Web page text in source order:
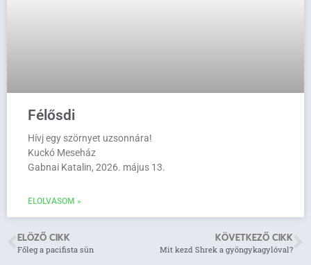
Félősdi
Hívj egy szörnyet uzsonnára!
Kuckó Meseház
Gabnai Katalin, 2026. május 13.
ELOLVASOM »
ELÖZŐ CIKK
Főleg a pacifista sün
KÖVETKEZŐ CIKK
Mit kezd Shrek a gyöngykagylóval?